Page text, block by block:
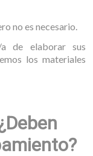
no es necesario.
de elaborar sus
los materiales